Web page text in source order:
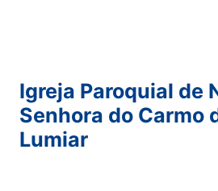
Igreja Paroquial de
Senhora do Carmo
Lumiar